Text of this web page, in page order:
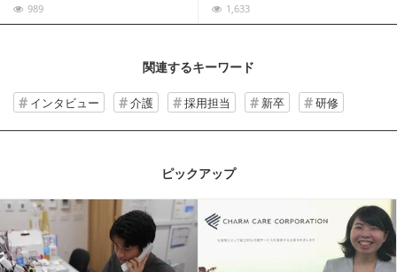
989 1,633
関連するキーワード
インタビュー 介護 採用担当 新卒 研修
ピックアップ
記事を読む